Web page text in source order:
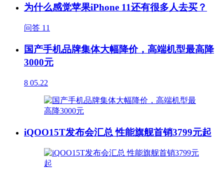
为什么感觉苹果iPhone 11还有很多人去买？
问答 11
国产手机品牌集体大幅降价，高端机型最高降
3000元
8 05.22
iQOO15T发布会汇总 性能旗舰首销3799元起